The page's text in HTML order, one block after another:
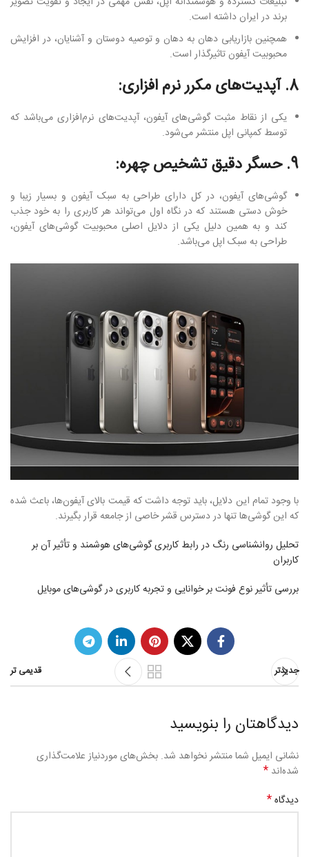
برند در ایران داشته است.
همچنین بازاریابی دهان به دهان و توصیه دوستان و آشنایان، در افزایش
محبوبیت آیفون تاثیرگذار است.
8. آپدیت‌های مکرر نرم افزاری:
یکی از نقاط مثبت گوشی‌های آیفون، آپدیت‌های نرم‌افزاری می‌باشد که
توسط کمپانی اپل منتشر می‌شود.
9. حسگر دقیق تشخیص چهره:
گوشی‌های آیفون، در کل دارای طراحی به سبک آیفون و بسیار زیبا و
خوش دستی هستند که در نگاه اول می‌تواند هر کاربری را به خود جذب
کند و به همین دلیل یکی از دلایل اصلی محبوبیت گوشی‌های آیفون،
طراحی به سبک اپل می‌باشد.
با وجود تمام این دلایل، باید توجه داشت که قیمت بالای آیفون‌ها، باعث شده
که این گوشی‌ها تنها در دسترس قشر خاصی از جامعه قرار بگیرند.
تحلیل روانشناسی رنگ در رابط کاربری گوشی‌های هوشمند و تأثیر آن بر
کاربران
بررسی تأثیر نوع فونت بر خوانایی و تجربه کاربری در گوشی‌های موبایل
جدیدتر قدیمی تر
دیدگاهتان را بنویسید
نشانی ایمیل شما منتشر نخواهد شد. بخش‌های موردنیاز علامت‌گذاری
شده‌اند *
دیدگاه*